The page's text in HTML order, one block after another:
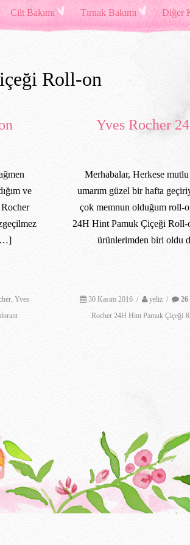
Cilt Bakımı Tırnak Bakımı Diğer
Roll-on
ve
,Yves
Yves Rocher
Merhabalar, Herkese
umarım güzel bir hafta
çok memnun olduğum roll-
24H Hint Pamuk Çiçeği Roll-
ürünlerimden biri oldu
30 Kasım 2016 / yeliz / 26
Rocher 24H Hint Pamuk Çiçeği